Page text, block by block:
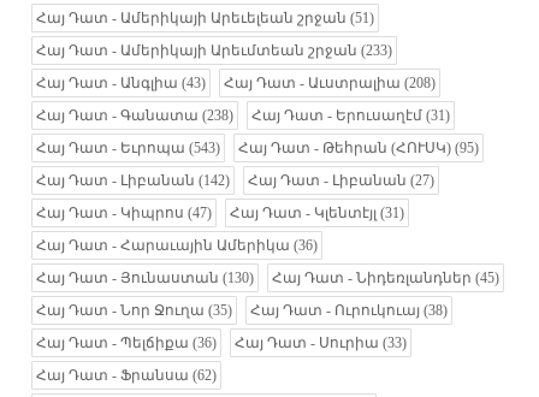
Հայ Դատ - Ամերիկայի Արեւելեան շրջան (51)
Հայ Դատ - Ամերիկայի Արեւմտեան շրջան (233)
Հայ Դատ - Անգլիա (43) Հայ Դատ - Աւստրալիա (208)
Հայ Դատ - Գանատա (238) Հայ Դատ - Երուսաղէմ (31)
Հայ Դատ - Եւրոպա (543) Հայ Դատ - Թեհրան (ՀՈՒՍԿ) (95)
Հայ Դատ - Լիբանան (142) Հայ Դատ - Լիբանան (27)
Հայ Դատ - Կիպրոս (47) Հայ Դատ - Կլենտէյլ (31)
Հայ Դատ - Հարաւային Ամերիկա (36)
Հայ Դատ - Յունաստան (130) Հայ Դատ - Նիդեռլանդներ (45)
Հայ Դատ - Նոր Ջուղա (35) Հայ Դատ - Ուրուկուայ (38)
Հայ Դատ - Պելճիքա (36) Հայ Դատ - Սուրիա (33)
Հայ Դատ - Ֆրանսա (62)